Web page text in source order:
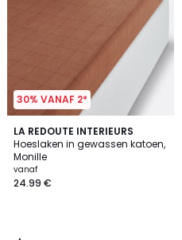
30% VANAF 2*
LA REDOUTE INTERIEURS
Hoeslaken in gewassen katoen,
Monille
vanaf
24.99 €
4.5
/ 5